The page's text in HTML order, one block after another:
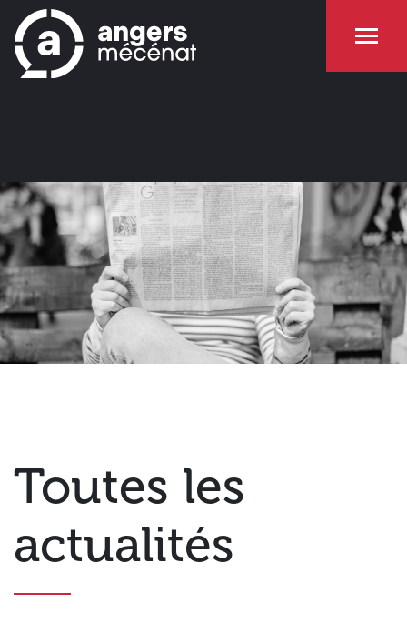
Toutes les
actualités